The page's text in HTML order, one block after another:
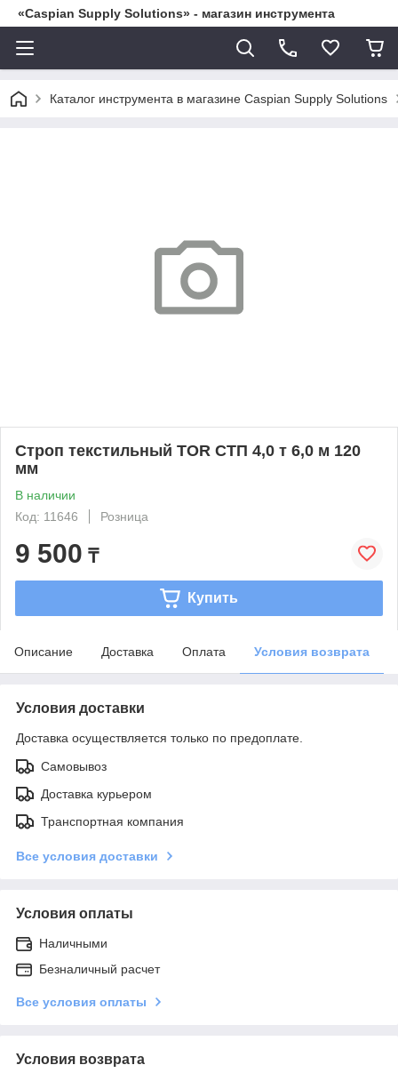
«Caspian Supply Solutions» - магазин инструмента
Каталог инструмента в магазине Caspian Supply Solutions
Строп текстильный TOR СТП 4,0 т 6,0 м 120
мм
В наличии
Код: 11646
Розница
9 500 ₸
Купить
Описание Доставка Оплата Условия возврата
Условия доставки
Доставка осуществляется только по предоплате.
Самовывоз
Доставка курьером
Транспортная компания
Все условия доставки
Условия оплаты
Наличными
Безналичный расчет
Все условия оплаты
Условия возврата